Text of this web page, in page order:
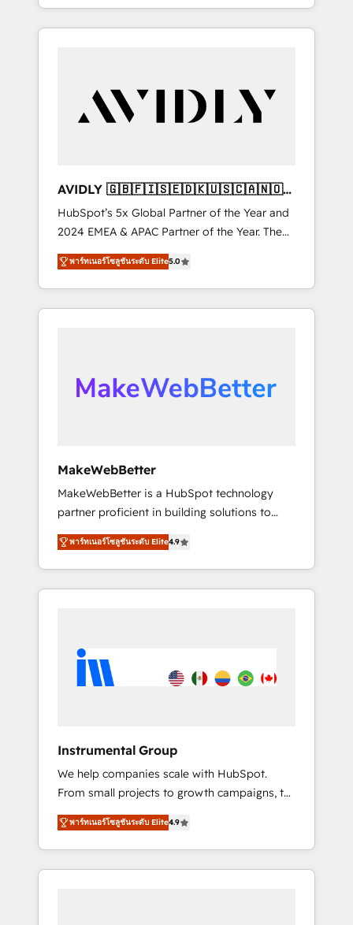
specialize in both strategic RevOps planning
and hands-on technical execution - building
Services - Managed IT (MSP) - Franchises -
Professional Services - And more! How we
Custom integrations and workflow
automation ✔️ User adoption programs,
training, and enablement Through project-
based engagements and ongoing RevOps
partnerships, we guide organizations through
the revenue maturity model - delivering the
right improvements at the right time so
AVIDLY 🇬🇧🇫🇮🇸🇪🇩🇰🇺🇸🇨🇦🇳🇴
🇩🇪🇦🇺🇳🇿
HubSpot’s 5x Global Partner of the Year and
2024 EMEA & APAC Partner of the Year. The
world’s most experienced and fully
accredited HubSpot Solutions Partner. 🚀
With 2,750+ HubSpot projects delivered and
370+ specialists across EMEA, APAC and NAM,
automation, we turn complexity into clarity,
human at global scale. 🏆 HubSpot’s CEO
พาร์ทเนอร์โซลูชันระดับ Elite5.0
MakeWebBetter
MakeWebBetter is a HubSpot technology
partner proficient in building solutions to
maximize the operational efficiency of
HubSpot. The fastest-growing tech-enabler &
facilitator, MakeWebBetter, hands you the
blend of HubSpot expertise & eminent
HubSpot experience 🤝HubSpot Premier
Integration partner 🤝Google Premier Partner
Harnessing the full potential of the powerful
HubSpot CRM. ✔️A team of HubSpot experts
backed by over 10+ years of HubSpot
experience ✔️Flexible pricing models —
Hourly-fee (assigned one Dedicated
HubSpot Admin); Monthly-fee (HubSpot
Admin + Project Manager); and Fixed Project
พาร์ทเนอร์โซลูชันระดับ Elite4.9
Instrumental Group
We help companies scale with HubSpot.
From small projects to growth campaigns, to
CRM and websites. Hire an agency that's
experienced in every inch of HubSpot and
willing to work hand-in-hand with your team
to simplify the complex and build a better
พาร์ทเนอร์โซลูชันระดับ Elite4.9